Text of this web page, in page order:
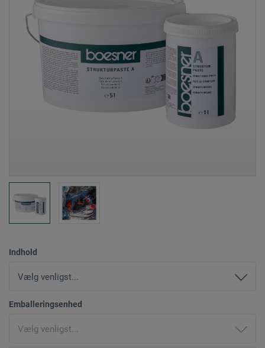
Indhold
Emballeringsenhed